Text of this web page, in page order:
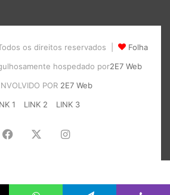
os direitos reservados |
Folha
hospedado por2E7 Web
POR 2E7 Web
1
LINK 2 LINK 3
Facebook Instagram